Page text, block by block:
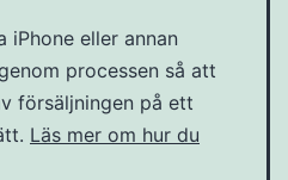
iPhone eller annan
processen så att
försäljningen på ett
Läs mer om hur du